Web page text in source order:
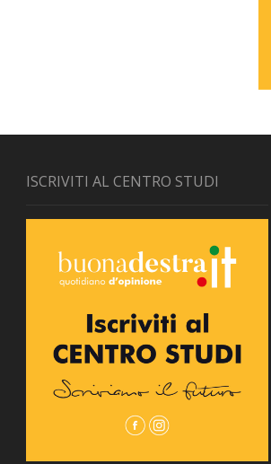
ISCRIVITI AL CENTRO STUDI